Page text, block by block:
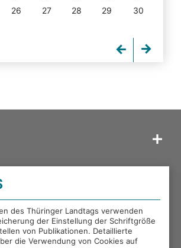
26 27 28 29
30
THÜRINGER LANDTAGS
des Thüringer Landtags verwenden
der Einstellung der Schriftgröße
von Publikationen. Detaillierte
die Verwendung von Cookies auf